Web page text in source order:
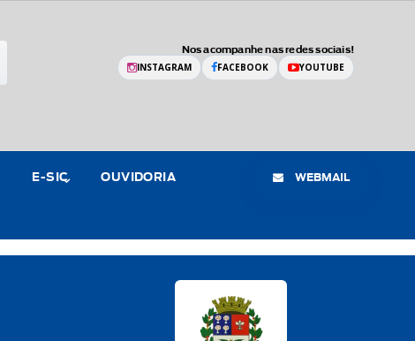
Nos acompanhe nas redes sociais!
INSTAGRAM FACEBOOK YOUTUBE
E-SIC OUVIDORIA WEBMAIL